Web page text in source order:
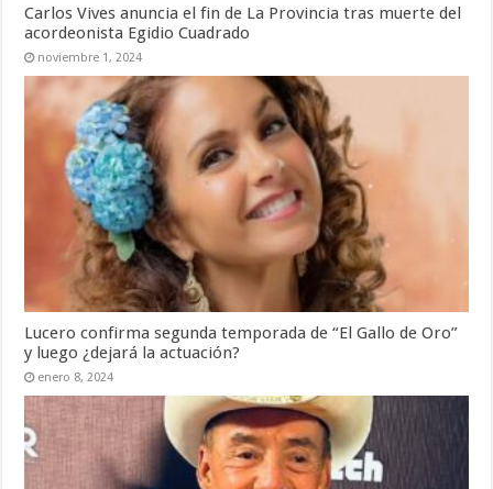
Carlos Vives anuncia el fin de La Provincia tras muerte del
acordeonista Egidio Cuadrado
noviembre 1, 2024
Lucero confirma segunda temporada de “El Gallo de Oro”
y luego ¿dejará la actuación?
enero 8, 2024